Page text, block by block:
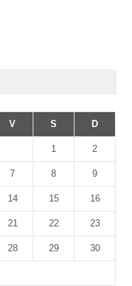
V S D
1 2
7 8 9
14 15 16
21 22 23
28 29 30